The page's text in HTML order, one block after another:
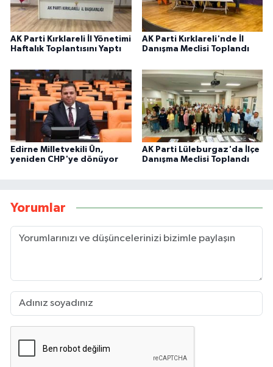
AK Parti Kırklareli İl Yönetimi
Haftalık Toplantısını Yaptı
AK Parti Kırklareli'nde İl
Danışma Meclisi Toplandı
Edirne Milletvekili Ün,
yeniden CHP'ye dönüyor
AK Parti Lüleburgaz'da İlçe
Danışma Meclisi Toplandı
Yorumlar